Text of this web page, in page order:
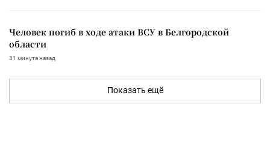
Человек погиб в ходе атаки ВСУ в Белгородской
области
31 минута назад
Показать ещё